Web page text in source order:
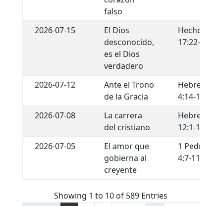
falso
2026-07-15
El Dios
desconocido,
es el Dios
verdadero
Hechos
17:22-34
2026-07-12
Ante el Trono
de la Gracia
Hebreos
4:14-16
2026-07-08
La carrera
del cristiano
Hebreos
12:1-13
2026-07-05
El amor que
gobierna al
creyente
1 Pedro
4:7-11
Showing 1 to 10 of 589 Entries